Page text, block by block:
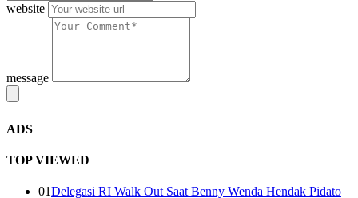
website
message
ADS
TOP VIEWED
01Delegasi RI Walk Out Saat Benny Wenda Hendak Pidato